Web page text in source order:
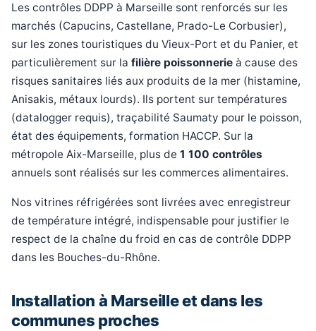
Les contrôles DDPP à Marseille sont renforcés sur les
marchés (Capucins, Castellane, Prado-Le Corbusier),
sur les zones touristiques du Vieux-Port et du Panier, et
particulièrement sur la filière poissonnerie à cause des
risques sanitaires liés aux produits de la mer (histamine,
Anisakis, métaux lourds). Ils portent sur températures
(datalogger requis), traçabilité Saumaty pour le poisson,
état des équipements, formation HACCP. Sur la
métropole Aix-Marseille, plus de 1 100 contrôles
annuels sont réalisés sur les commerces alimentaires.
Nos vitrines réfrigérées sont livrées avec enregistreur
de température intégré, indispensable pour justifier le
respect de la chaîne du froid en cas de contrôle DDPP
dans les Bouches-du-Rhône.
Installation à Marseille et dans les
communes proches